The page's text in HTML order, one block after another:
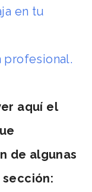
en tu
profesional.
aquí el
de algunas